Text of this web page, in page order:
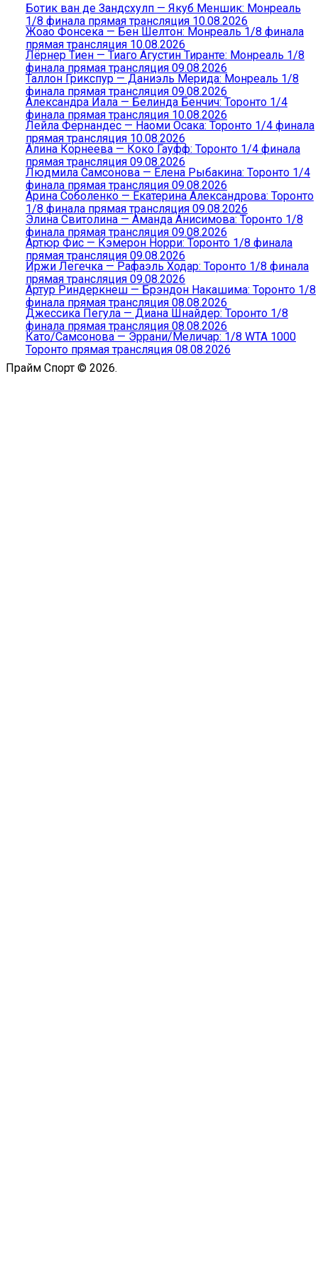
Ботик ван де Зандсхулп — Якуб Меншик: Монреаль
1/8 финала прямая трансляция 10.08.2026
Жоао Фонсека — Бен Шелтон: Монреаль 1/8 финала
прямая трансляция 10.08.2026
Лёрнер Тиен — Тиаго Агустин Тиранте: Монреаль 1/8
финала прямая трансляция 09.08.2026
Таллон Грикспур — Даниэль Мерида: Монреаль 1/8
финала прямая трансляция 09.08.2026
Александра Иала — Белинда Бенчич: Торонто 1/4
финала прямая трансляция 10.08.2026
Лейла Фернандес — Наоми Осака: Торонто 1/4 финала
прямая трансляция 10.08.2026
Алина Корнеева — Коко Гауфф: Торонто 1/4 финала
прямая трансляция 09.08.2026
Людмила Самсонова — Елена Рыбакина: Торонто 1/4
финала прямая трансляция 09.08.2026
Арина Соболенко — Екатерина Александрова: Торонто
1/8 финала прямая трансляция 09.08.2026
Элина Свитолина — Аманда Анисимова: Торонто 1/8
финала прямая трансляция 09.08.2026
Артюр Фис — Кэмерон Норри: Торонто 1/8 финала
прямая трансляция 09.08.2026
Иржи Легечка — Рафаэль Ходар: Торонто 1/8 финала
прямая трансляция 09.08.2026
Артур Риндеркнеш — Брэндон Накашима: Торонто 1/8
финала прямая трансляция 08.08.2026
Джессика Пегула — Диана Шнайдер: Торонто 1/8
финала прямая трансляция 08.08.2026
Като/Самсонова — Эррани/Меличар: 1/8 WTA 1000
Торонто прямая трансляция 08.08.2026
Прайм Спорт © 2026.